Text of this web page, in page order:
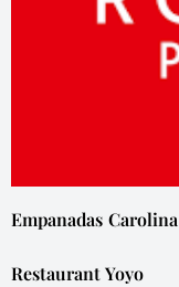
Empanadas Carolina
Restaurant Yoyo